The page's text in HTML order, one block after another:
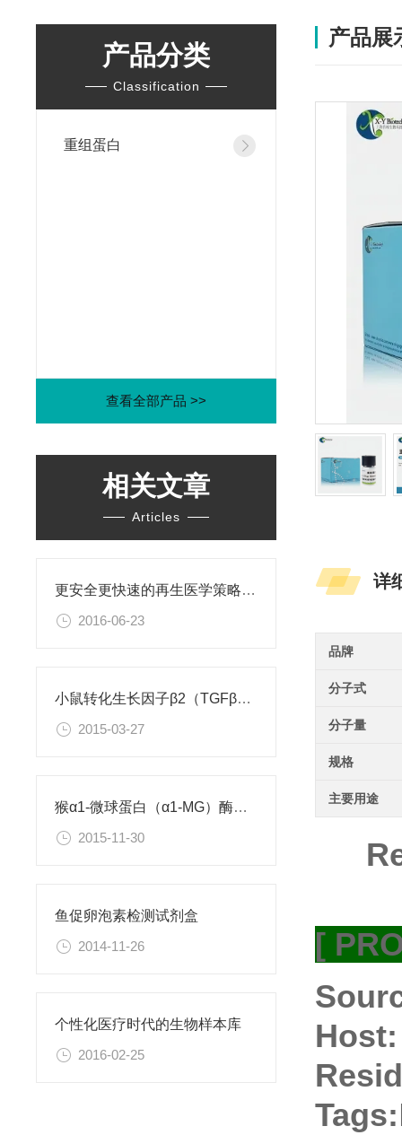
产品分类
Classification
重组蛋白
查看全部产品 >>
相关文章
Articles
更安全更快速的再生医学策略：利用直接重编程改变细胞身份
2016-06-23
小鼠转化生长因子β2（TGFβ2）ELISA试剂盒
2015-03-27
猴α1-微球蛋白（α1-MG）酶联免疫分析试剂盒使用说明书
2015-11-30
鱼促卵泡素检测试剂盒
2014-11-26
个性化医疗时代的生物样本库
2016-02-25
产品展
详
品牌
分子式
分子量
规格
主要用途
[
Host:
Tags: